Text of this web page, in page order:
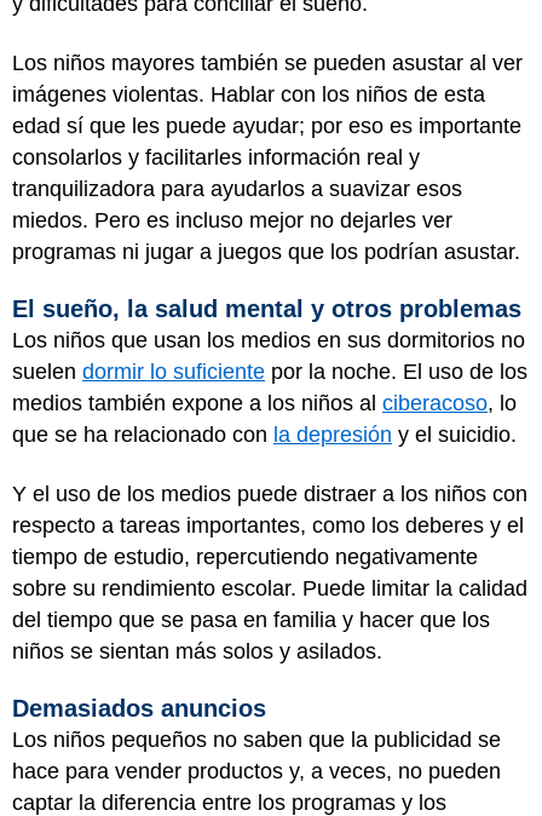
Los niños mayores también se pueden asustar al ver
imágenes violentas. Hablar con los niños de esta
edad sí que les puede ayudar; por eso es importante
consolarlos y facilitarles información real y
tranquilizadora para ayudarlos a suavizar esos
miedos. Pero es incluso mejor no dejarles ver
programas ni jugar a juegos que los podrían asustar.
El sueño, la salud mental y otros problemas
Los niños que usan los medios en sus dormitorios no
suelen dormir lo suficiente por la noche. El uso de los
medios también expone a los niños al ciberacoso, lo
que se ha relacionado con la depresión y el suicidio.
Y el uso de los medios puede distraer a los niños con
respecto a tareas importantes, como los deberes y el
tiempo de estudio, repercutiendo negativamente
sobre su rendimiento escolar. Puede limitar la calidad
del tiempo que se pasa en familia y hacer que los
niños se sientan más solos y asilados.
Demasiados anuncios
Los niños pequeños no saben que la publicidad se
hace para vender productos y, a veces, no pueden
captar la diferencia entre los programas y los